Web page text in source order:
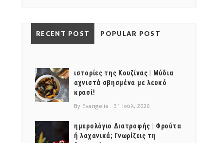
RECENT POST POPULAR POST
ιστορίες της Κουζίνας | Μύδια
αχνιστά σβησμένα με λευκό
κρασί!
By Evangelia 31 Ιούλ, 2026
ημερολόγιο Διατροφής | Φρούτα
ή λαχανικά; Γνωρίζεις τη